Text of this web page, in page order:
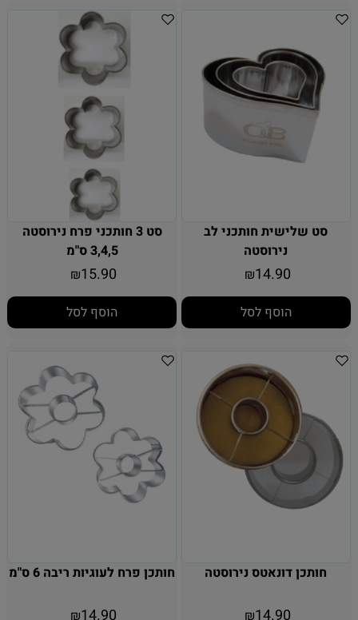
סט שלישית חותכני לב
נירוסטה
₪14.90
הוסף לסל
סט 3 חותכני פרח נירוסטה
3,4,5 ס"מ
₪15.90
הוסף לסל
חותכן דונאטס נירוסטה
₪14.90
חותכן פרח לעוגיות ריבה 6 ס"מ
₪14.90